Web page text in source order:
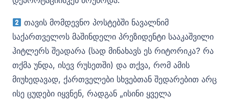
თავის მომდევნო პოსტებში ნავალნიმ
საქართველოს მაშინდელი პრეზიდენტი სააკაშვილი
ჰიტლერს შეადარა (სად მინახავს ეს რიტორიკა? რა
თქმა უნდა, ისევ რუსეთში) და თქვა, რომ ამის
მიუხედავად, ქართველები სხვებთან შედარებით არც
ისე ცუდები იყვნენ, რადგან „ისინი ყველა